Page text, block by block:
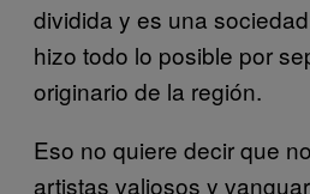
dividida y es una
hizo todo lo posible por
originario de la región.
Eso no quiere decir que
artistas valiosos y